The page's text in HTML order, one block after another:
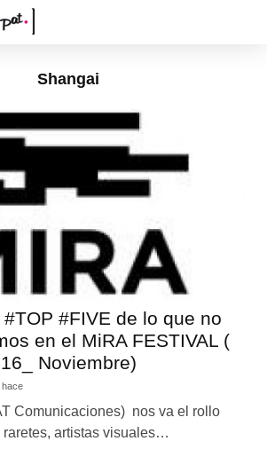
Shangai
#FIVE de lo que no
en el MiRA FESTIVAL (
Noviembre)
hace
Comunicaciones) nos va el rollo
artistas visuales…